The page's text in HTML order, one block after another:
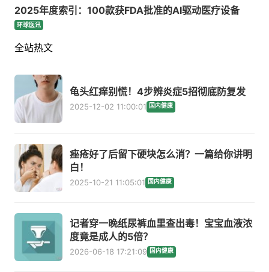
2025年度索引：100款获FDA批准的AI驱动医疗设备
环球医讯
全站热文
龟头红痒别慌！4步辨炎症5招彻底防复发
2025-12-02 11:00:01 国内健康
痤疮好了后留下硬块怎么消？一篇给你讲明
白！
2025-10-21 11:05:01 国内健康
记者穿一晚纸尿裤血里查出毒！宝宝血液浓
度竟是成人的5倍？
2026-06-18 17:21:09 国内健康